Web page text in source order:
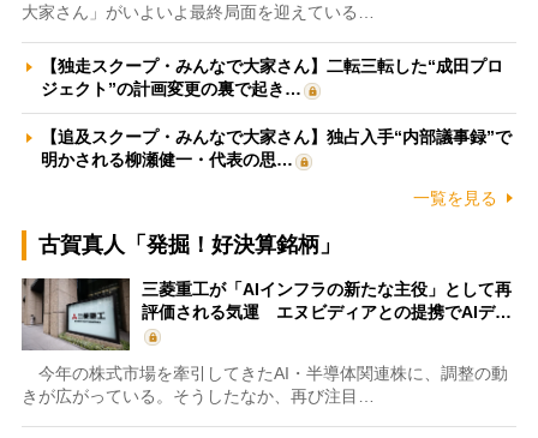
大家さん」がいよいよ最終局面を迎えている…
【独走スクープ・みんなで大家さん】二転三転した“成田プロ
ジェクト”の計画変更の裏で起き…
【追及スクープ・みんなで大家さん】独占入手“内部議事録”で
明かされる柳瀬健一・代表の思…
一覧を見る
古賀真人「発掘！好決算銘柄」
三菱重工が「AIインフラの新たな主役」として再
評価される気運 エヌビディアとの提携でAIデ…
今年の株式市場を牽引してきたAI・半導体関連株に、調整の動
きが広がっている。そうしたなか、再び注目…